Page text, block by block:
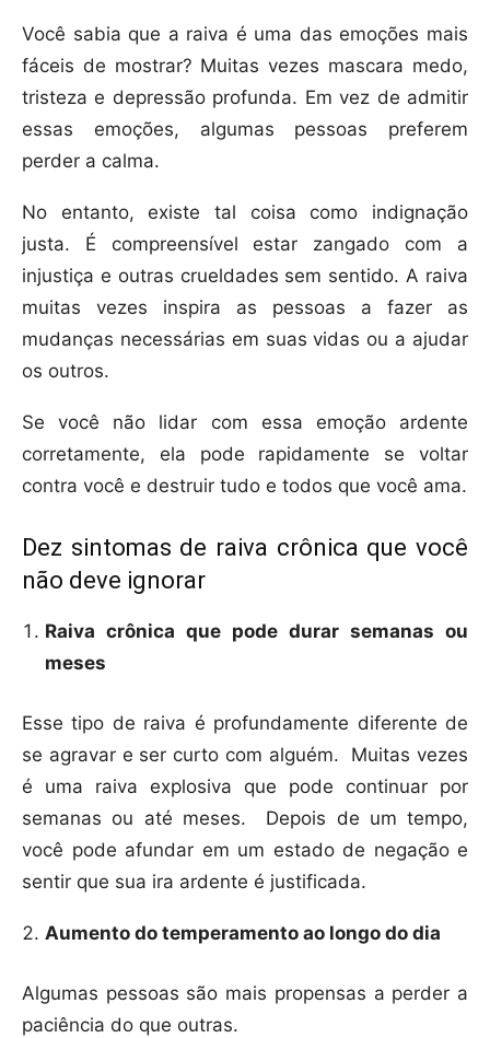
Você sabia que a raiva é uma das emoções mais
fáceis de mostrar? Muitas vezes mascara medo,
tristeza e depressão profunda. Em vez de admitir
essas emoções, algumas pessoas preferem
perder a calma.
No entanto, existe tal coisa como indignação
justa. É compreensível estar zangado com a
injustiça e outras crueldades sem sentido. A raiva
muitas vezes inspira as pessoas a fazer as
mudanças necessárias em suas vidas ou a ajudar
os outros.
Se você não lidar com essa emoção ardente
corretamente, ela pode rapidamente se voltar
contra você e destruir tudo e todos que você ama.
Dez sintomas de raiva crônica que você
não deve ignorar
Raiva crônica que pode durar semanas ou
meses
Esse tipo de raiva é profundamente diferente de
se agravar e ser curto com alguém. Muitas vezes
é uma raiva explosiva que pode continuar por
semanas ou até meses. Depois de um tempo,
você pode afundar em um estado de negação e
sentir que sua ira ardente é justificada.
Aumento do temperamento ao longo do dia
Algumas pessoas são mais propensas a perder a
paciência do que outras.